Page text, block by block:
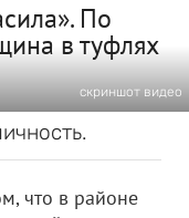
По
в туфлях
скриншот видео
что в районе